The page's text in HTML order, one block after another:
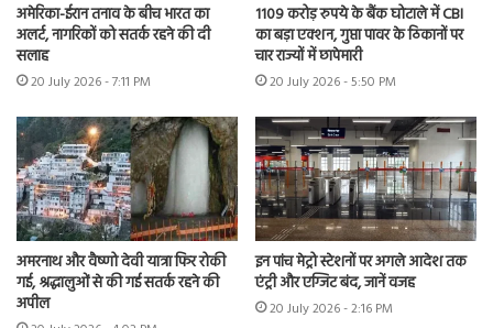
अमेरिका-ईरान तनाव के बीच भारत का
अलर्ट, नागरिकों को सतर्क रहने की दी
सलाह
20 July 2026 - 7:11 PM
1109 करोड़ रुपये के बैंक घोटाले में CBI
का बड़ा एक्शन, गुप्ता पावर के ठिकानों पर
चार राज्यों में छापेमारी
20 July 2026 - 5:50 PM
अमरनाथ और वैष्णो देवी यात्रा फिर रोकी
गई, श्रद्धालुओं से की गई सतर्क रहने की
अपील
इन पांच मेट्रो स्टेशनों पर अगले आदेश तक
एंट्री और एग्जिट बंद, जानें वजह
20 July 2026 - 2:16 PM